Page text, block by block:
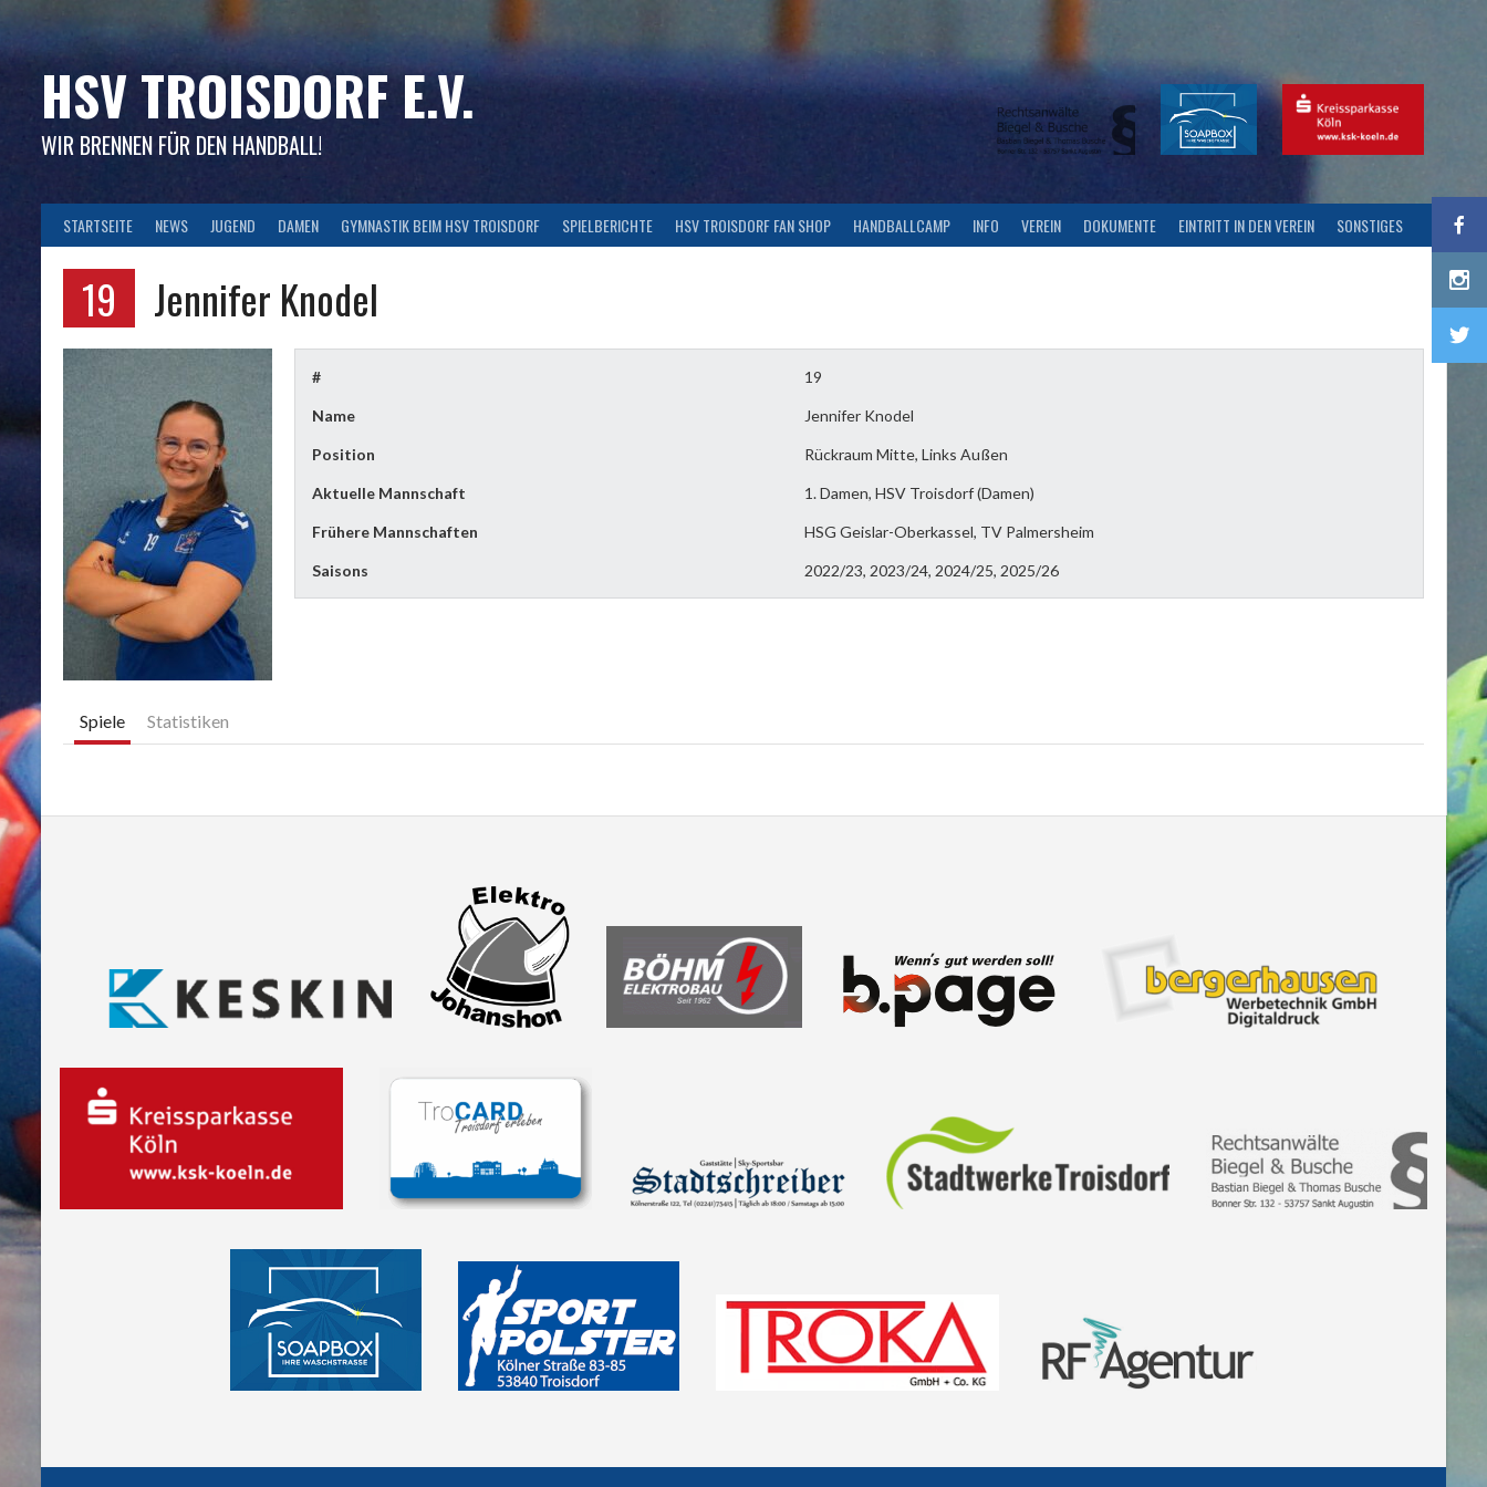
HSV TROISDORF E.V.
WIR BRENNEN FÜR DEN HANDBALL!
STARTSEITE NEWS JUGEND DAMEN GYMNASTIK BEIM HSV TROISDORF SPIELBERICHTE HSV TROISDORF FAN SHOP HANDBALLCAMP INFO VEREIN DOKUMENTE EINTRITT IN DEN VEREIN SONSTIGES
19 Jennifer Knodel
# 19
Name Jennifer Knodel
Position Rückraum Mitte, Links Außen
Aktuelle Mannschaft 1. Damen, HSV Troisdorf (Damen)
Frühere Mannschaften HSG Geislar-Oberkassel, TV Palmersheim
Saisons 2022/23, 2023/24, 2024/25, 2025/26
Spiele Statistiken